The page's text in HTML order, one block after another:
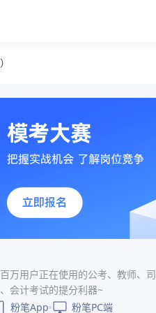
万用户正在使用的公考、教师、
会计考试的提分利器~
粉笔App
粉笔PC端